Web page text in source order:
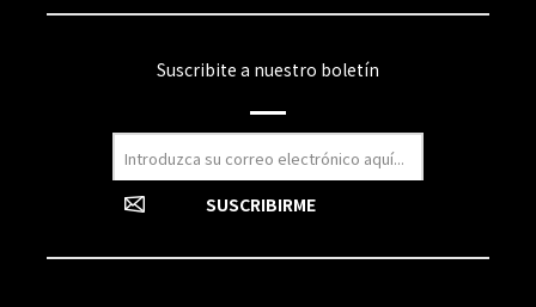
Suscribite a nuestro boletín